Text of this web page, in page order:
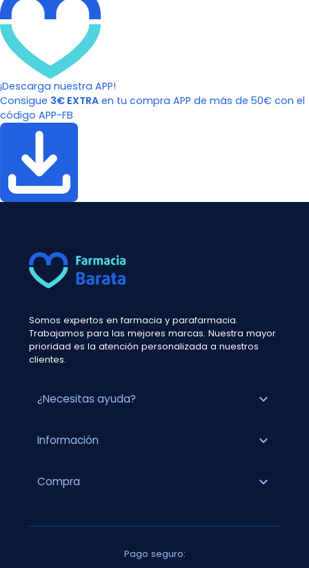
¡Descarga nuestra APP!
Consigue 3€ EXTRA en tu compra APP de más de 50€ con el
código APP-FB
Somos expertos en farmacia y parafarmacia.
Trabajamos para las mejores marcas. Nuestra mayor
prioridad es la atención personalizada a nuestros
clientes.
¿Necesitas ayuda? expand_more
Información expand_more
Compra expand_more
Pago seguro: